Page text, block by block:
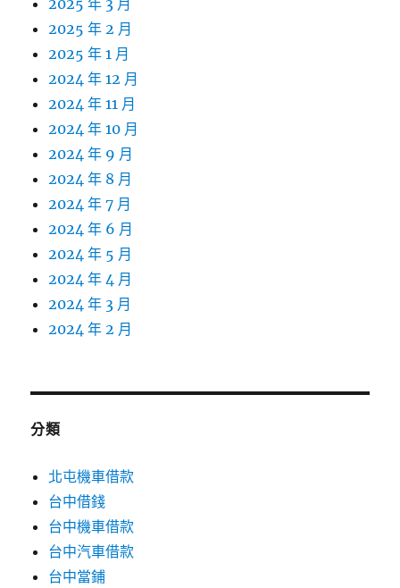
2025 年 3 月
2025 年 2 月
2025 年 1 月
2024 年 12 月
2024 年 11 月
2024 年 10 月
2024 年 9 月
2024 年 8 月
2024 年 7 月
2024 年 6 月
2024 年 5 月
2024 年 4 月
2024 年 3 月
2024 年 2 月
分類
北屯機車借款
台中借錢
台中機車借款
台中汽車借款
台中當鋪